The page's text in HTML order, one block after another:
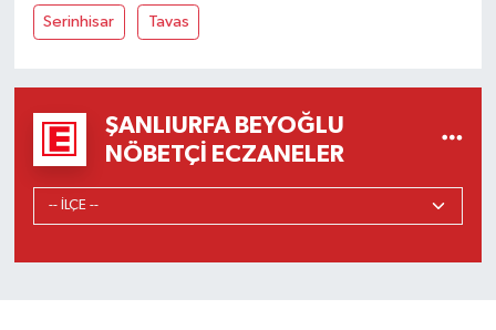
Serinhisar Tavas
ŞANLIURFA BEYOĞLU
NÖBETÇI ECZANELER